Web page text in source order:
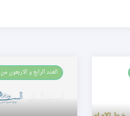
العـدد الرابع و الاربعون من مجلة شعائر